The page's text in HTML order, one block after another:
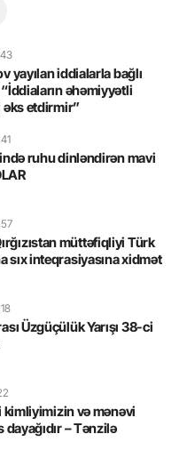
yayılan iddialarla bağlı
əhəmiyyətli
etdirmir”
ruhu dinləndirən mavi
müttəfiqliyi Türk
sıx inteqrasiyasına xidmət
Üzgüçülük Yarışı 38-ci
və mənəvi
– Tənzilə